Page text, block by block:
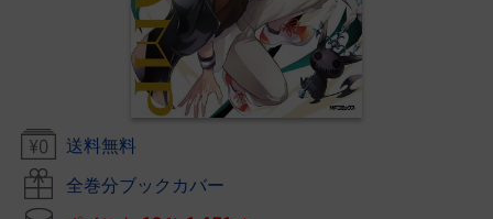
送料無料
全巻分ブックカバー